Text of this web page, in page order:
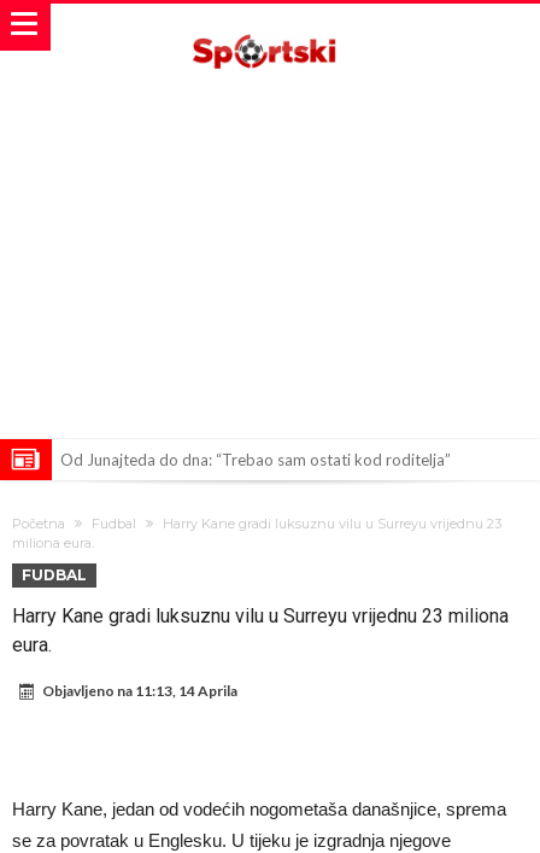
Od Junajteda do dna: “Trebao sam ostati kod roditelja”
telefonom i plakao
(VIDEO) “Haos” u Madridu – Alvarez se vraća u grad, “špijuni” već
stigli
Mesi, Nejmar i Suarez ponovo zajedno?!
Bomba iz Madrida: Arda Güler u centru pažnje zbog ponude od 18
Početna Fudbal
Harry Kane gradi luksuznu vilu u Surreyu vrijednu 23
miliona eura.
FUDBAL
Harry Kane gradi luksuznu vilu u Surreyu vrijednu 23 miliona
eura.
Objavljeno na 11:13, 14 Aprila
Harry Kane, jedan od vodećih nogometaša današnjice, sprema
se za povratak u Englesku. U tijeku je izgradnja njegove